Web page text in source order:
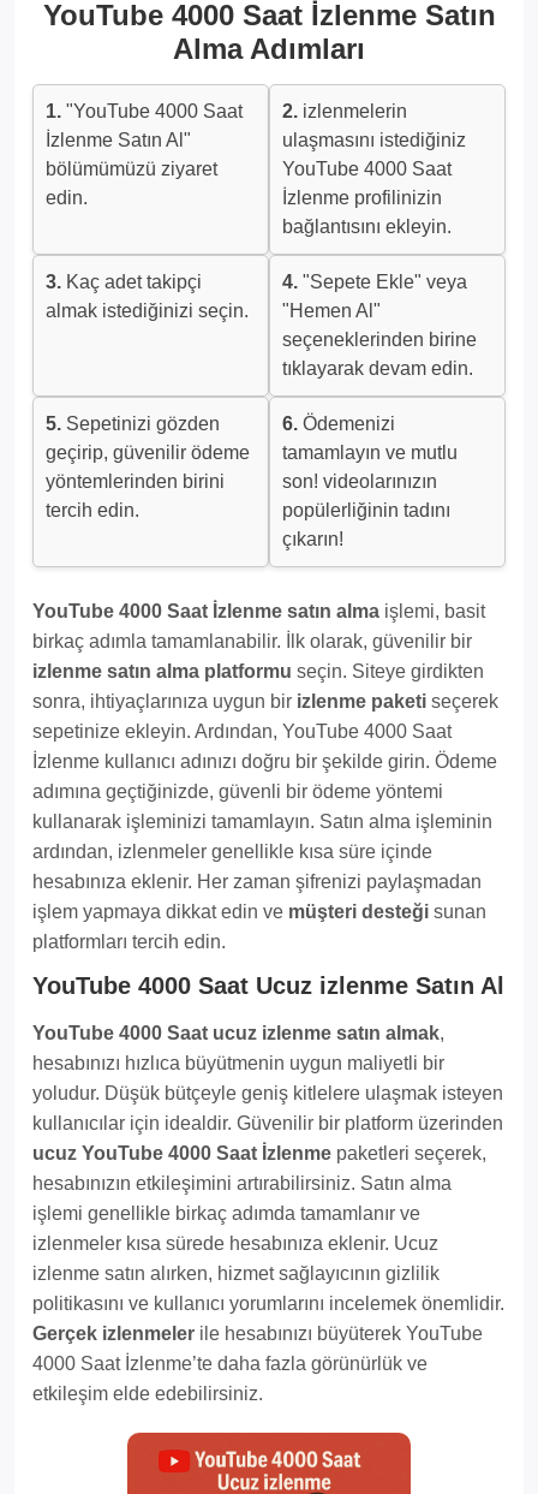
YouTube 4000 Saat İzlenme Satın
Alma Adımları
1. "YouTube 4000 Saat
İzlenme Satın Al"
bölümümüzü ziyaret
edin.
2. izlenmelerin
ulaşmasını istediğiniz
YouTube 4000 Saat
İzlenme profilinizin
bağlantısını ekleyin.
3. Kaç adet takipçi
almak istediğinizi seçin.
4. "Sepete Ekle" veya
"Hemen Al"
seçeneklerinden birine
tıklayarak devam edin.
5. Sepetinizi gözden
geçirip, güvenilir ödeme
yöntemlerinden birini
tercih edin.
6. Ödemenizi
tamamlayın ve mutlu
son! videolarınızın
popülerliğinin tadını
çıkarın!
YouTube 4000 Saat İzlenme satın alma işlemi, basit
birkaç adımla tamamlanabilir. İlk olarak, güvenilir bir
izlenme satın alma platformu seçin. Siteye girdikten
sonra, ihtiyaçlarınıza uygun bir izlenme paketi seçerek
sepetinize ekleyin. Ardından, YouTube 4000 Saat
İzlenme kullanıcı adınızı doğru bir şekilde girin. Ödeme
adımına geçtiğinizde, güvenli bir ödeme yöntemi
kullanarak işleminizi tamamlayın. Satın alma işleminin
ardından, izlenmeler genellikle kısa süre içinde
hesabınıza eklenir. Her zaman şifrenizi paylaşmadan
işlem yapmaya dikkat edin ve müşteri desteği sunan
platformları tercih edin.
YouTube 4000 Saat Ucuz izlenme Satın Al
YouTube 4000 Saat ucuz izlenme satın almak,
hesabınızı hızlıca büyütmenin uygun maliyetli bir
yoludur. Düşük bütçeyle geniş kitlelere ulaşmak isteyen
kullanıcılar için idealdir. Güvenilir bir platform üzerinden
ucuz YouTube 4000 Saat İzlenme paketleri seçerek,
hesabınızın etkileşimini artırabilirsiniz. Satın alma
işlemi genellikle birkaç adımda tamamlanır ve
izlenmeler kısa sürede hesabınıza eklenir. Ucuz
izlenme satın alırken, hizmet sağlayıcının gizlilik
politikasını ve kullanıcı yorumlarını incelemek önemlidir.
Gerçek izlenmeler ile hesabınızı büyüterek YouTube
4000 Saat İzlenme’te daha fazla görünürlük ve
etkileşim elde edebilirsiniz.